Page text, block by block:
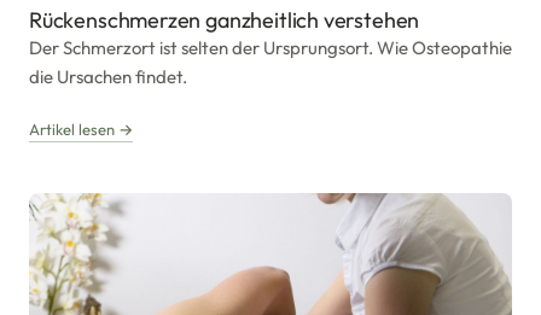
Rückenschmerzen ganzheitlich verstehen
Der Schmerzort ist selten der Ursprungsort. Wie Osteopathie
die Ursachen findet.
Artikel lesen →